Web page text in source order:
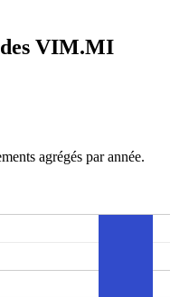
VIM.MI
agrégés par année.